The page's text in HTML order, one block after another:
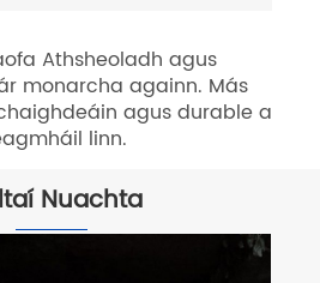
Athsheoladh agus
monarcha againn. Más
agus durable a
linn.
Nuachta